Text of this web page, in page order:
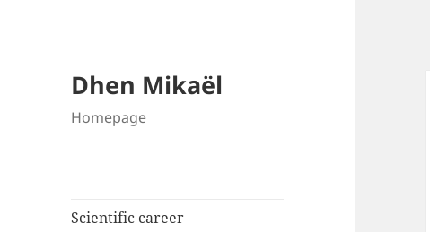
Dhen Mikaël
Homepage
Scientific career